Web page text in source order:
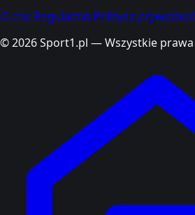
O nas Regulamin Polityka
© 2026 Sport1.pl — Wszystkie